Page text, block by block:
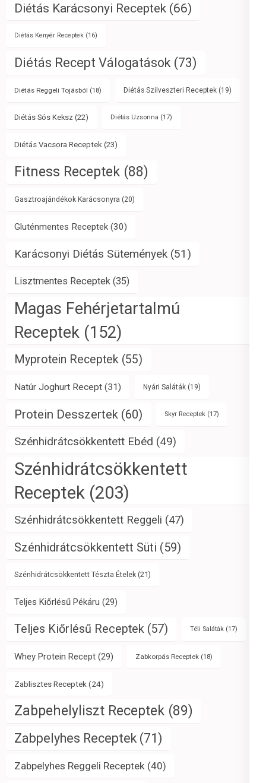
Diétás Karácsonyi Receptek (66)
Diétás Kenyér Receptek (16)
Diétás Recept Válogatások (73)
Diétás Reggeli Tojásból (18) Diétás Szilveszteri Receptek (19)
Diétás Sós Keksz (22) Diétás Uzsonna (17)
Diétás Vacsora Receptek (23)
Fitness Receptek (88)
Gasztroajándékok Karácsonyra (20)
Gluténmentes Receptek (30)
Karácsonyi Diétás Sütemények (51)
Lisztmentes Receptek (35)
Magas Fehérjetartalmú
Receptek (152)
Myprotein Receptek (55)
Natúr Joghurt Recept (31) Nyári Saláták (19)
Protein Desszertek (60) Skyr Receptek (17)
Szénhidrátcsökkentett Ebéd (49)
Szénhidrátcsökkentett
Receptek (203)
Szénhidrátcsökkentett Reggeli (47)
Szénhidrátcsökkentett Süti (59)
Szénhidrátcsökkentett Tészta Ételek (21)
Teljes Kiőrlésű Pékáru (29)
Teljes Kiőrlésű Receptek (57) Téli Saláták (17)
Whey Protein Recept (29) Zabkorpás Receptek (18)
Zablisztes Receptek (24)
Zabpehelyliszt Receptek (89)
Zabpelyhes Receptek (71)
Zabpelyhes Reggeli Receptek (40)